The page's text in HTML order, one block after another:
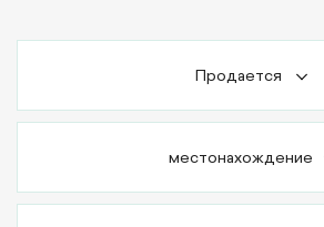
Продается
местонахождение